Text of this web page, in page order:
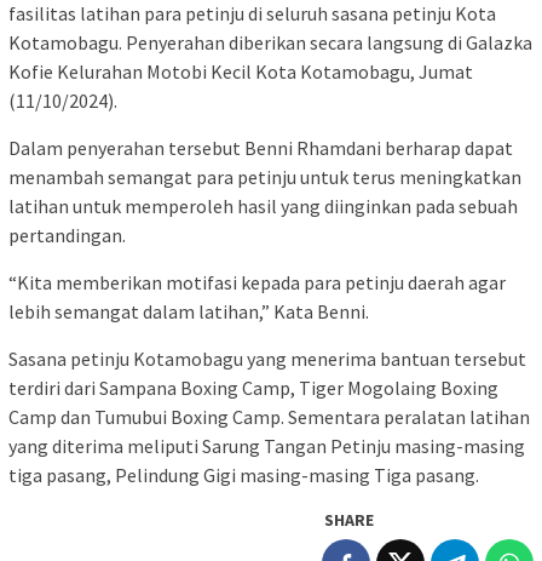
fasilitas latihan para petinju di seluruh sasana petinju Kota
Kotamobagu. Penyerahan diberikan secara langsung di Galazka
Kofie Kelurahan Motobi Kecil Kota Kotamobagu, Jumat
(11/10/2024).
Dalam penyerahan tersebut Benni Rhamdani berharap dapat
menambah semangat para petinju untuk terus meningkatkan
latihan untuk memperoleh hasil yang diinginkan pada sebuah
pertandingan.
“Kita memberikan motifasi kepada para petinju daerah agar
lebih semangat dalam latihan,” Kata Benni.
Sasana petinju Kotamobagu yang menerima bantuan tersebut
terdiri dari Sampana Boxing Camp, Tiger Mogolaing Boxing
Camp dan Tumubui Boxing Camp. Sementara peralatan latihan
yang diterima meliputi Sarung Tangan Petinju masing-masing
tiga pasang, Pelindung Gigi masing-masing Tiga pasang.
SHARE